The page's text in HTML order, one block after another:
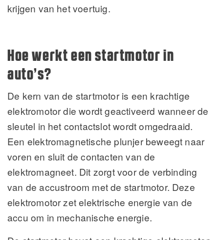
krijgen van het voertuig.
Hoe werkt een startmotor in
auto’s?
De kern van de startmotor is een krachtige
elektromotor die wordt geactiveerd wanneer de
sleutel in het contactslot wordt omgedraaid.
Een elektromagnetische plunjer beweegt naar
voren en sluit de contacten van de
elektromagneet. Dit zorgt voor de verbinding
van de accustroom met de startmotor. Deze
elektromotor zet elektrische energie van de
accu om in mechanische energie.